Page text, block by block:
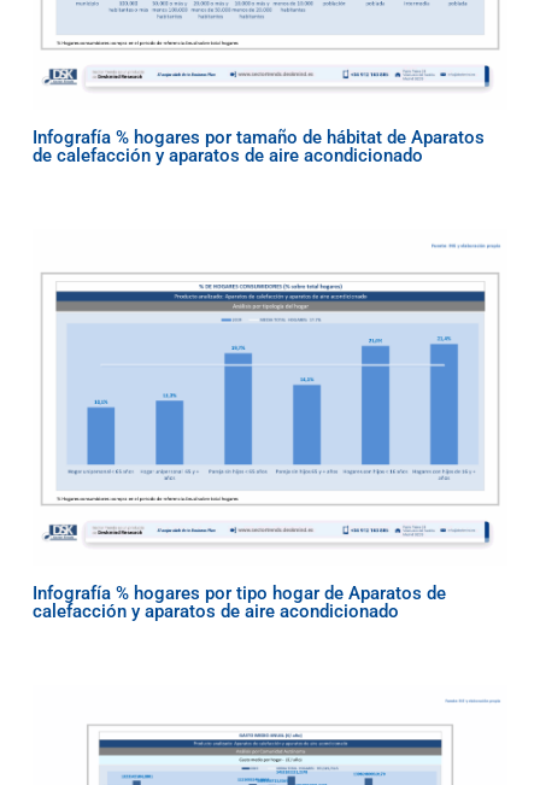
Infografía % hogares por tamaño de hábitat de Aparatos
de calefacción y aparatos de aire acondicionado
Infografía % hogares por tipo hogar de Aparatos de
calefacción y aparatos de aire acondicionado